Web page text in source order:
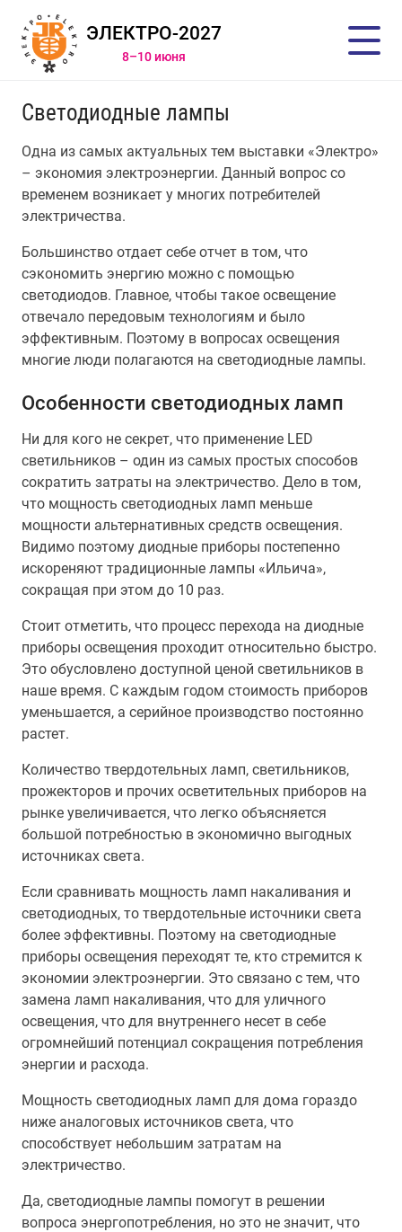
ЭЛЕКТРО-2027
8–10 июня
Светодиодные лампы
Одна из самых актуальных тем выставки «Электро»
– экономия электроэнергии. Данный вопрос со
временем возникает у многих потребителей
электричества.
Большинство отдает себе отчет в том, что
сэкономить энергию можно с помощью
светодиодов. Главное, чтобы такое освещение
отвечало передовым технологиям и было
эффективным. Поэтому в вопросах освещения
многие люди полагаются на светодиодные лампы.
Особенности светодиодных ламп
Ни для кого не секрет, что применение LED
светильников – один из самых простых способов
сократить затраты на электричество. Дело в том,
что мощность светодиодных ламп меньше
мощности альтернативных средств освещения.
Видимо поэтому диодные приборы постепенно
искореняют традиционные лампы «Ильича»,
сокращая при этом до 10 раз.
Стоит отметить, что процесс перехода на диодные
приборы освещения проходит относительно быстро.
Это обусловлено доступной ценой светильников в
наше время. С каждым годом стоимость приборов
уменьшается, а серийное производство постоянно
растет.
Количество твердотельных ламп, светильников,
прожекторов и прочих осветительных приборов на
рынке увеличивается, что легко объясняется
большой потребностью в экономично выгодных
источниках света.
Если сравнивать мощность ламп накаливания и
светодиодных, то твердотельные источники света
более эффективны. Поэтому на светодиодные
приборы освещения переходят те, кто стремится к
экономии электроэнергии. Это связано с тем, что
замена ламп накаливания, что для уличного
освещения, что для внутреннего несет в себе
огромнейший потенциал сокращения потребления
энергии и расхода.
Мощность светодиодных ламп для дома гораздо
ниже аналоговых источников света, что
способствует небольшим затратам на
электричество.
Да, светодиодные лампы помогут в решении
вопроса энергопотребления, но это не значит, что